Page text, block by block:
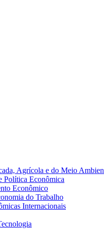
Agrícola e do Meio
Política Econômica
Econômico
do Trabalho
Internacionais